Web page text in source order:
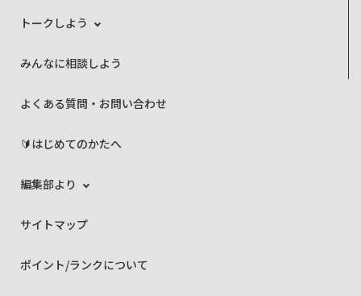
トークしよう
みんなに相談しよう
よくある質問・お問い合わせ
🔰はじめてのかたへ
編集部より
サイトマップ
ポイント/ランクについて